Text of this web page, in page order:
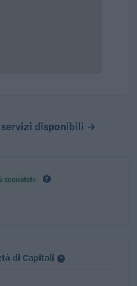
disponibili →
acquistato
di Capitali